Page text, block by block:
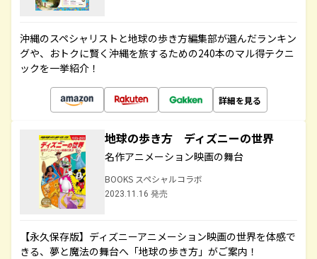
沖縄のスペシャリストと地球の歩き方編集部が選んだランキン
グや、おトクに賢く沖縄を旅するための240本のマル得テクニ
ックを一挙紹介！
詳細を見る
地球の歩き方 ディズニーの世界
名作アニメーション映画の舞台
BOOKS スペシャルコラボ
2023.11.16 発売
【永久保存版】ディズニーアニメーション映画の世界を体感で
きる、夢と魔法の舞台へ「地球の歩き方」がご案内！